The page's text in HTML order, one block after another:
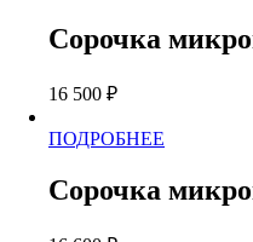
несколько
странице
товара.
Сорочка
16 500 ₽
ПОДРОБНЕЕ
несколько
Сорочка